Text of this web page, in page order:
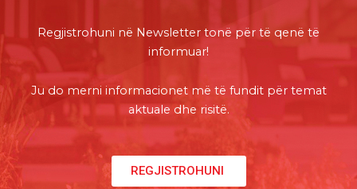
Regjistrohuni në Newsletter tonë për të qenë të
informuar!
Ju do merni informacionet më të fundit për temat
aktuale dhe risitë.
REGJISTROHUNI